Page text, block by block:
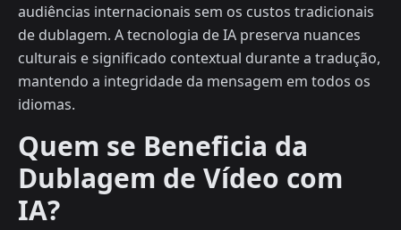
audiências internacionais sem os custos tradicionais
de dublagem. A tecnologia de IA preserva nuances
culturais e significado contextual durante a tradução,
mantendo a integridade da mensagem em todos os
idiomas.
Quem se Beneficia da
Dublagem de Vídeo com
IA?